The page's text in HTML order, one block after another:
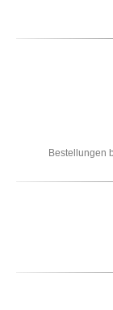
Bestellungen